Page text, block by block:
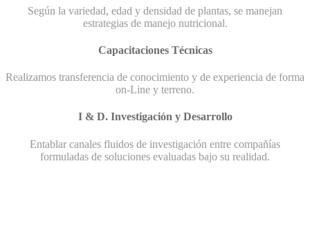
Según la variedad, edad y densidad de plantas, se manejan
estrategias de manejo nutricional.
Capacitaciones Técnicas
Realizamos transferencia de conocimiento y de experiencia de forma
on-Line y terreno.
I & D. Investigación y Desarrollo
Entablar canales fluidos de investigación entre compañías
formuladas de soluciones evaluadas bajo su realidad.